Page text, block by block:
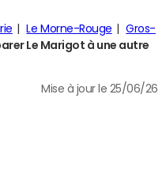
Le Morne-Rouge
Gros-
Le Marigot à une autre
Mise à jour le 25/06/26